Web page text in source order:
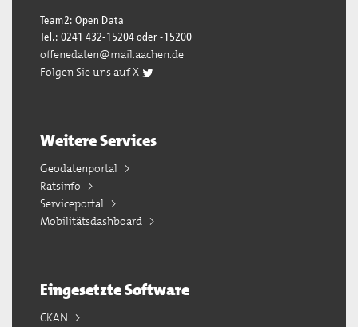
Team2: Open Data
Tel.: 0241 432-15204 oder -15200
offenedaten@mail.aachen.de
Folgen Sie uns auf X
Weitere Services
Geodatenportal
Ratsinfo
Serviceportal
Mobilitätsdashboard
Eingesetzte Software
CKAN